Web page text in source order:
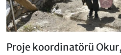
Proje koordinatörü